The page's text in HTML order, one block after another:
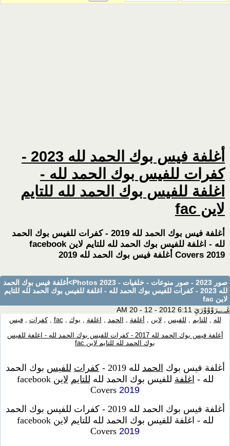
أغلفة فيس بوك الحمد لله 2023 -
كفرات للفيس بوك الحمد لله -
اغلفة للفيس بوك الحمد لله للتايم
لاين fac
أغلفة فيس بوك الحمد لله 2019 - كفرات للفيس بوك الحمد
لله - اغلفة للفيس بوك الحمد لله للتايم لاين facebook
Covers 2019 أغلفة فيس بوك الحمد لله 2019
صور 2023 - صور منوعات - خلفيات - Photos 2023
>أغلفة فيس بوك الحمد
لله 2023 - كفرات للفيس بوك الحمد لله - اغلفة للفيس بوك الحمد لله للتايم
لاين fac
غَـےـرَوْوْوْرَيَِ
لله , للتايم , للفيس ,لاين , أغلفة , الحمد , اغلفة , بوك ,
fac
,كفرات ,فيس
أغلفة فيس بوك الحمد لله 2017 - كفرات للفيس بوك الحمد لله - اغلفة للفيس
بوك الحمد لله للتايم لاين fac
أغلفة فيس بوك الحمد لله 2019 - كفرات للفيس بوك الحمد
لله - اغلفة للفيس بوك الحمد لله للتايم لاين facebook
Covers 2019
أغلفة فيس بوك الحمد لله 2019 - كفرات للفيس بوك الحمد
لله - اغلفة للفيس بوك الحمد لله للتايم لاين facebook
Covers 2019